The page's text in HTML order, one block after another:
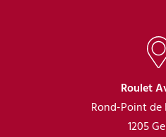
Roulet
Rond-Point de
1205